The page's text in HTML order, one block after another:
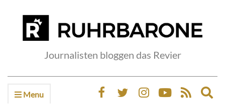
Journalisten bloggen das Revier
Menu